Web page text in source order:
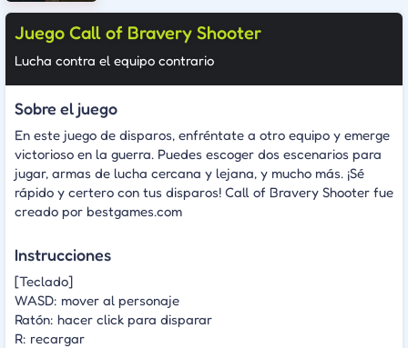
Juego Call of Bravery Shooter
Lucha contra el equipo contrario
Sobre el juego
En este juego de disparos, enfréntate a otro equipo y emerge
victorioso en la guerra. Puedes escoger dos escenarios para
jugar, armas de lucha cercana y lejana, y mucho más. ¡Sé
rápido y certero con tus disparos! Call of Bravery Shooter fue
creado por bestgames.com
Instrucciones
[Teclado]
WASD: mover al personaje
Ratón: hacer click para disparar
R: recargar